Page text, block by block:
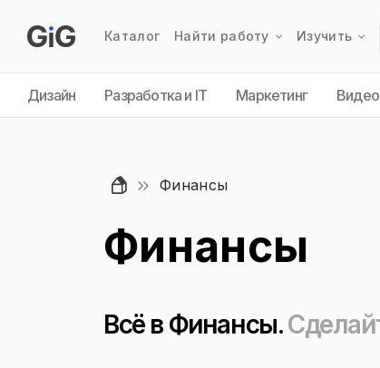
Каталог Найти работу Изучить
Дизайн Разработка и IT Маркетинг
Финансы
Финансы
Всё в Финансы.